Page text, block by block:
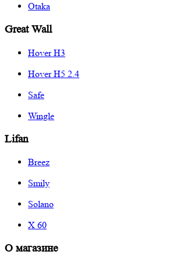
Otaka
Great Wall
Hover H3
Hover H5 2.4
Safe
Wingle
Lifan
Breez
Smily
Solano
X 60
О магазине